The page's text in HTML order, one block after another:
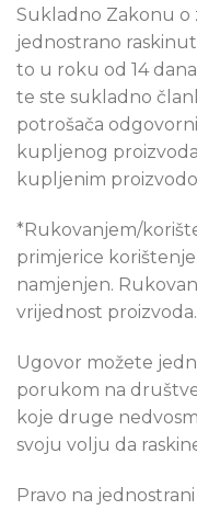
Sukladno Zakonu o
jednostrano
to u roku od 14
te ste sukladno
potrošača
kupljenog
kupljenim
*Rukovanjem/
primjerice
namjenjen.
vrijednost proizvoda.
Ugovor možete
porukom na
koje druge
svoju volju da
Pravo na